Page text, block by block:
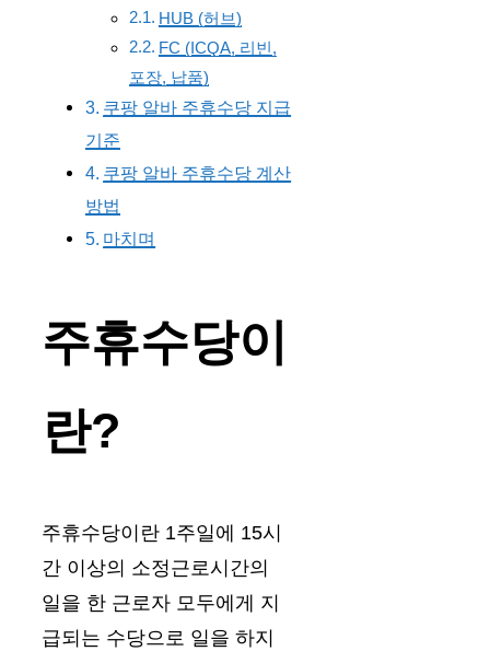
HUB (허브)
FC (ICQA, 리빈,
포장, 납품)
쿠팡 알바 주휴수당 지급
기준
쿠팡 알바 주휴수당 계산
방법
마치며
주휴수당이
란?
주휴수당이란 1주일에 15시
간 이상의 소정근로시간의
일을 한 근로자 모두에게 지
급되는 수당으로 일을 하지